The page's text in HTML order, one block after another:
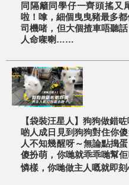
同隔籬同學仔一齊頭搖又
啦！嗱，細個曳曳豬最多
司機啫，但大個揸車唔聽
人命㗎喇……
【袋裝汪星人】狗狗做錯
啲人成日見到狗狗對住你
人不知幾醒呀～無論點搗
傻扮萌，你哋就乖乖哋幫
憐樣，你哋做主人嘅就即